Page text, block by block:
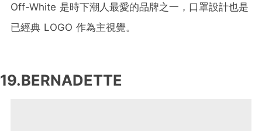
Off-White 是時下潮人最愛的品牌之一，口罩設計也是
已經典 LOGO 作為主視覺。
19.BERNADETTE